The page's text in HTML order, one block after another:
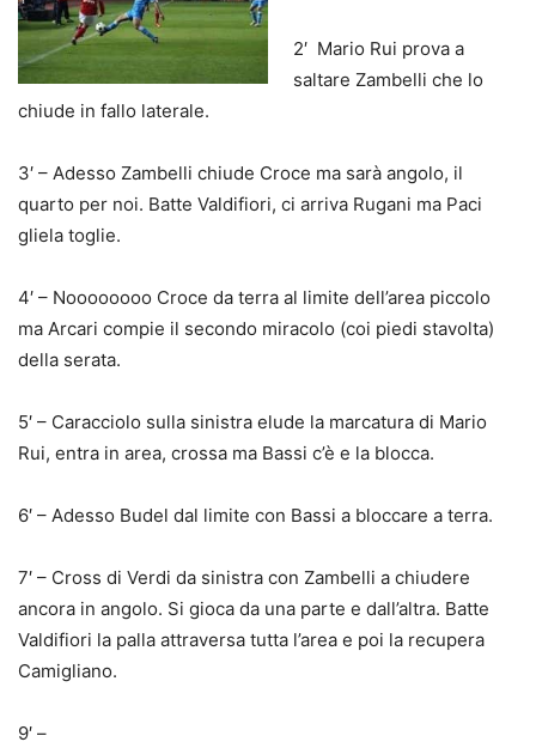
2′ Mario Rui prova a
saltare Zambelli che lo
chiude in fallo laterale.
3′ – Adesso Zambelli chiude Croce ma sarà angolo, il
quarto per noi. Batte Valdifiori, ci arriva Rugani ma Paci
gliela toglie.
4′ – Noooooooo Croce da terra al limite dell’area piccolo
ma Arcari compie il secondo miracolo (coi piedi stavolta)
della serata.
5′ – Caracciolo sulla sinistra elude la marcatura di Mario
Rui, entra in area, crossa ma Bassi c’è e la blocca.
6′ – Adesso Budel dal limite con Bassi a bloccare a terra.
7′ – Cross di Verdi da sinistra con Zambelli a chiudere
ancora in angolo. Si gioca da una parte e dall’altra. Batte
Valdifiori la palla attraversa tutta l’area e poi la recupera
Camigliano.
9′ –